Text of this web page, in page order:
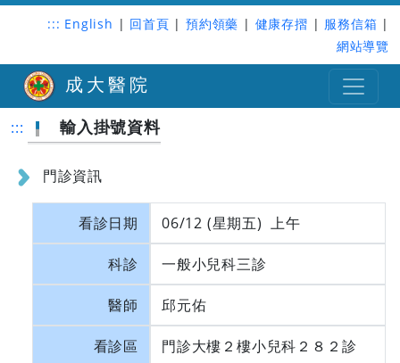
::: English | 回首頁 | 預約領藥 | 健康存摺 | 服務信箱 |
網站導覽
成大醫院
::: 輸入掛號資料
門診資訊
看診日期 06/12 (星期五) 上午
科診 一般小兒科三診
醫師 邱元佑
看診區 門診大樓２樓小兒科２８２診